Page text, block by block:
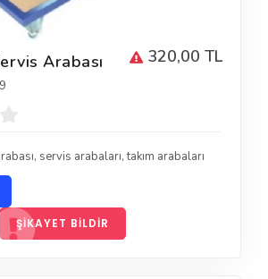
320,00 TL
Arabası
, servis arabaları,takım arabaları
ŞIKAYET BILDIR